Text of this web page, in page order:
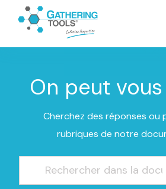
On peut
Cherchez des réponses ou
rubriques de notre